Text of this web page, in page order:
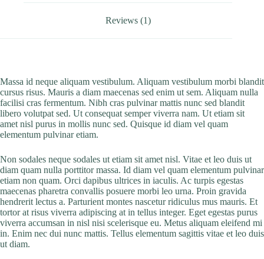
Reviews (1)
Massa id neque aliquam vestibulum. Aliquam vestibulum morbi blandit
cursus risus. Mauris a diam maecenas sed enim ut sem. Aliquam nulla
facilisi cras fermentum. Nibh cras pulvinar mattis nunc sed blandit
libero volutpat sed. Ut consequat semper viverra nam. Ut etiam sit
amet nisl purus in mollis nunc sed. Quisque id diam vel quam
elementum pulvinar etiam.
Non sodales neque sodales ut etiam sit amet nisl. Vitae et leo duis ut
diam quam nulla porttitor massa. Id diam vel quam elementum pulvinar
etiam non quam. Orci dapibus ultrices in iaculis. Ac turpis egestas
maecenas pharetra convallis posuere morbi leo urna. Proin gravida
hendrerit lectus a. Parturient montes nascetur ridiculus mus mauris. Et
tortor at risus viverra adipiscing at in tellus integer. Eget egestas purus
viverra accumsan in nisl nisi scelerisque eu. Metus aliquam eleifend mi
in. Enim nec dui nunc mattis. Tellus elementum sagittis vitae et leo duis
ut diam.